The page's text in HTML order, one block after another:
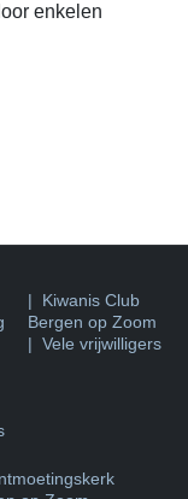
enkelen
| Kiwanis Club
Bergen op Zoom
| Vele vrijwilligers